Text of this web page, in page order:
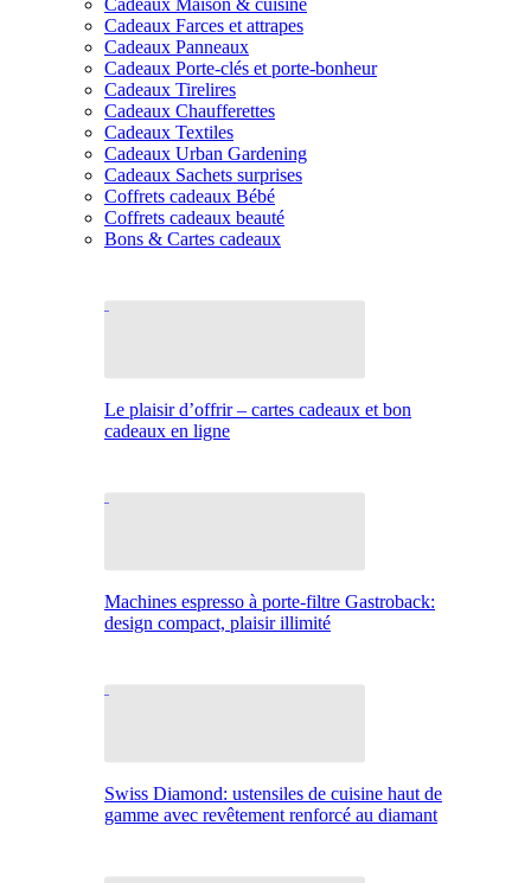
Cadeaux Maison & cuisine
Cadeaux Farces et attrapes
Cadeaux Panneaux
Cadeaux Porte-clés et porte-bonheur
Cadeaux Tirelires
Cadeaux Chaufferettes
Cadeaux Textiles
Cadeaux Urban Gardening
Cadeaux Sachets surprises
Coffrets cadeaux Bébé
Coffrets cadeaux beauté
Bons & Cartes cadeaux
Le plaisir d’offrir – cartes cadeaux et bon
cadeaux en ligne
Machines espresso à porte-filtre Gastroback:
design compact, plaisir illimité
Swiss Diamond: ustensiles de cuisine haut de
gamme avec revêtement renforcé au diamant